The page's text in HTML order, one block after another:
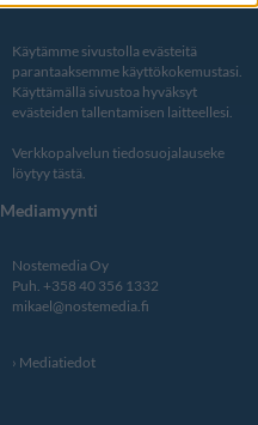
Käytämme sivustolla evästeitä
parantaaksemme käyttökokemustasi.
Käyttämällä sivustoa hyväksyt
evästeiden tallentamisen laitteellesi.
Verkkopalvelun tiedosuojalauseke
löytyy tästä
Mediamyynti
Nostemedia Oy
Puh. +358 40 356 1332
mikael@nostemedia.fi
Mediatiedot